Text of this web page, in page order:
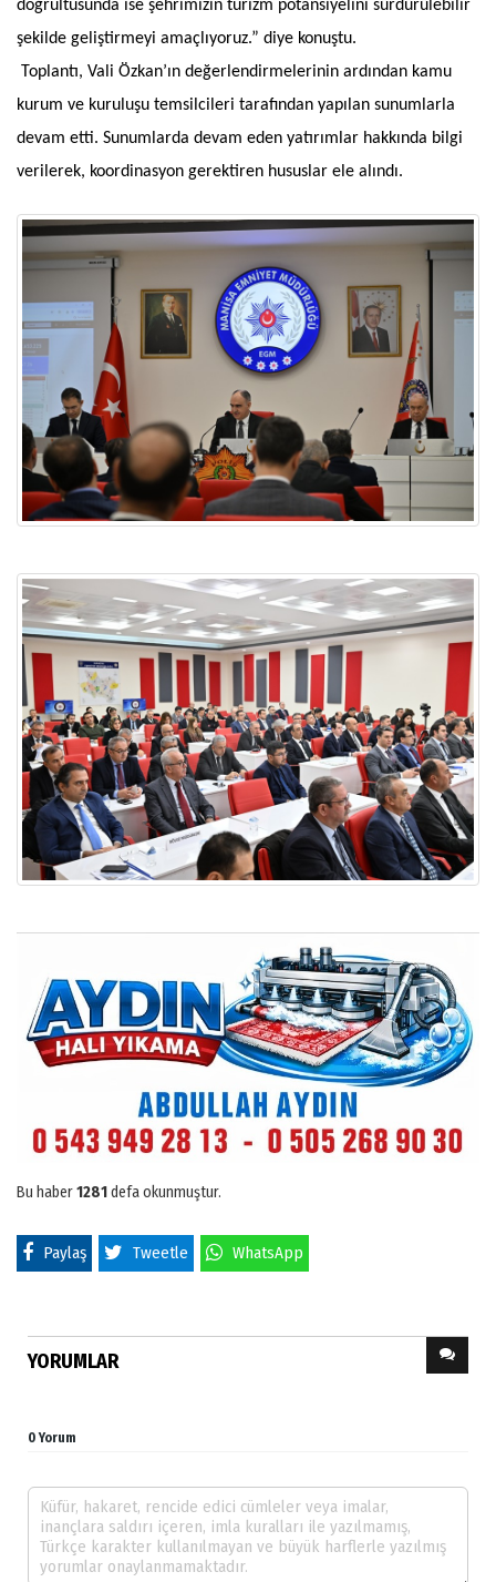
doğrultusunda ise şehrimizin turizm potansiyelini sürdürülebilir
şekilde geliştirmeyi amaçlıyoruz.” diye konuştu.
Toplantı, Vali Özkan’ın değerlendirmelerinin ardından kamu
kurum ve kuruluşu temsilcileri tarafından yapılan sunumlarla
devam etti. Sunumlarda devam eden yatırımlar hakkında bilgi
verilerek, koordinasyon gerektiren hususlar ele alındı.
Bu haber1281defa okunmuştur.
Paylaş Tweetle WhatsApp
YORUMLAR
0 Yorum